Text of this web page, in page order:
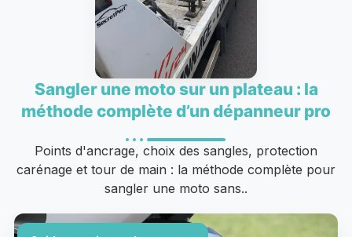
Sangler une moto sur un plateau : la
méthode complète d’un dépanneur pro
Points d'ancrage, choix des sangles, protection
carénage et tour de main : la méthode complète pour
sangler une moto sans..